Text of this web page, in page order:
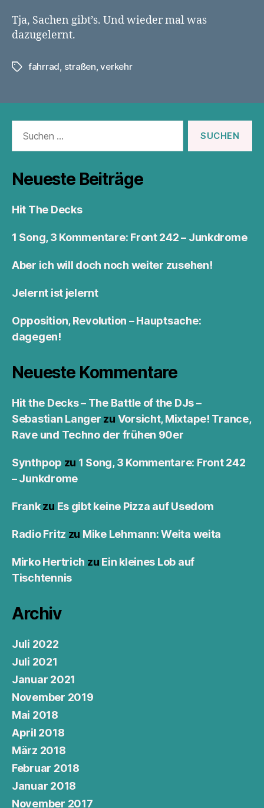
Tja, Sachen gibt’s. Und wieder mal was
dazugelernt.
Schlagwörter
fahrrad, straßen,verkehr
nach:
Neueste Beiträge
Hit The Decks
1 Song, 3 Kommentare: Front 242 – Junkdrome
Aber ich will doch noch weiter zusehen!
Jelernt ist jelernt
Opposition, Revolution – Hauptsache:
dagegen!
Neueste Kommentare
Hit the Decks – The Battle of the DJs –
Sebastian Langer zu Vorsicht, Mixtape! Trance,
Rave und Techno der frühen 90er
Synthpop zu 1 Song, 3 Kommentare: Front 242
– Junkdrome
Frankzu Es gibt keine Pizza auf Usedom
Radio Fritz zu Mike Lehmann: Weita weita
Mirko Hertrich zu Ein kleines Lob auf
Tischtennis
Archiv
Juli 2022
Juli 2021
Januar 2021
November 2019
Mai 2018
April 2018
März 2018
Februar 2018
Januar 2018
November 2017